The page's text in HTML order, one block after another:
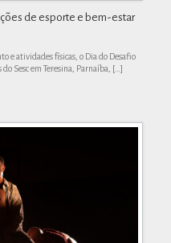
de esporte e bem-estar
e atividades físicas, o Dia do Desafio
Sesc em Teresina, Parnaíba, […]